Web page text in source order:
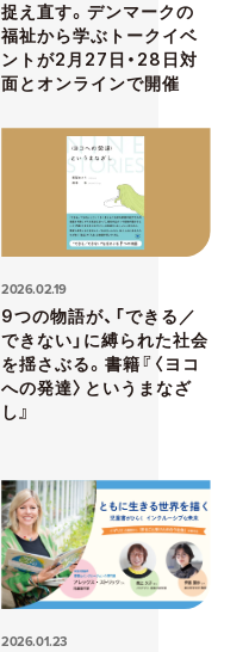
捉え直す。デンマークの
福祉から学ぶトークイベ
ントが2月27日・28日対
面とオンラインで開催
2026.02.19
9つの物語が、「できる／
できない」に縛られた社会
を揺さぶる。書籍『〈ヨコ
への発達〉というまなざ
し』
2026.01.23